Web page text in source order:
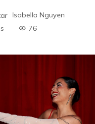
Isabella Nguyen
76